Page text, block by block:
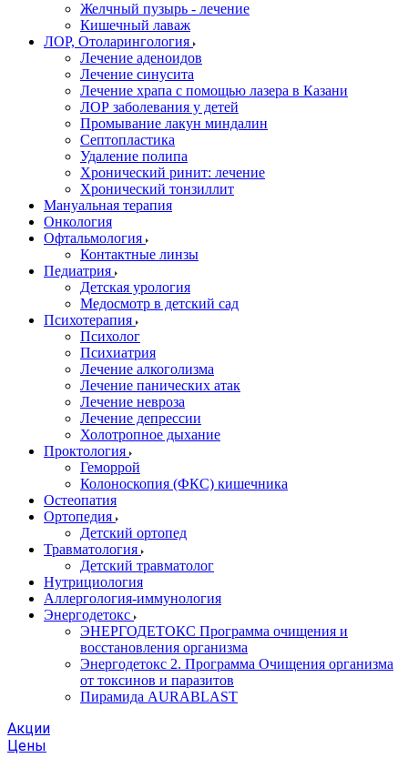
Желчный пузырь - лечение
Кишечный лаваж
ЛОР, Отоларингология
Лечение аденоидов
Лечение синусита
Лечение храпа с помощью лазера в Казани
ЛОР заболевания у детей
Промывание лакун миндалин
Септопластика
Удаление полипа
Хронический ринит: лечение
Хронический тонзиллит
Мануальная терапия
Онкология
Офтальмология
Контактные линзы
Педиатрия
Детская урология
Медосмотр в детский сад
Психотерапия
Психолог
Психиатрия
Лечение алкоголизма
Лечение панических атак
Лечение невроза
Лечение депрессии
Холотропное дыхание
Проктология
Геморрой
Колоноскопия (ФКС) кишечника
Остеопатия
Ортопедия
Детский ортопед
Травматология
Детский травматолог
Нутрициология
Аллергология-иммунология
Энергодетокс
ЭНЕРГОДЕТОКС Программа очищения и
восстановления организма
Энергодетокс 2. Программа Очищения организма
от токсинов и паразитов
Пирамида AURABLAST
Акции
Цены